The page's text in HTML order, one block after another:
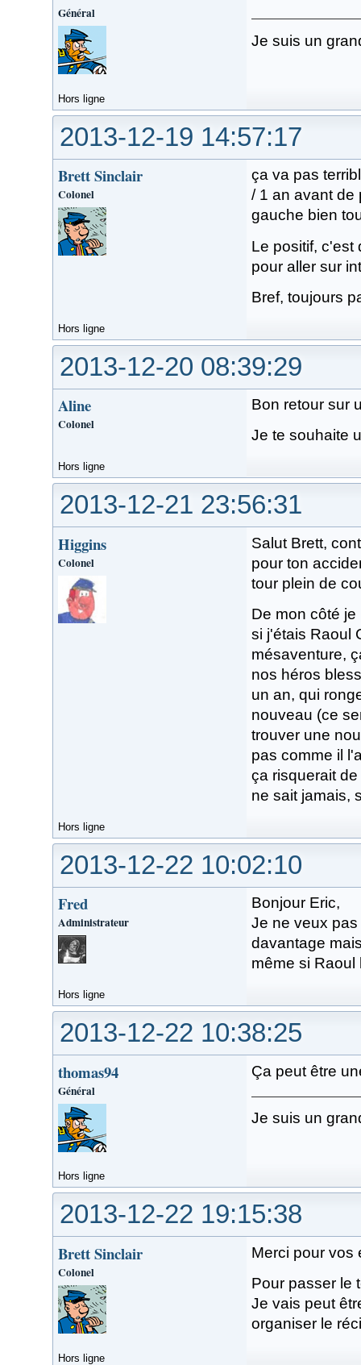
Général
Je suis un
Hors ligne
2013-12-19 14:57:17
Brett Sinclair
Colonel
ça va pas
/ 1 an avant de
gauche bien
Le positif, c'est
pour aller sur
Bref, toujours
Hors ligne
2013-12-20 08:39:29
Aline
Colonel
Bon retour sur
Je te souhaite
Hors ligne
2013-12-21 23:56:31
Higgins
Colonel
Salut Brett,
pour ton
tour plein de
De mon côté
si j'étais Raoul
mésaventure,
nos héros
un an, qui
nouveau (ce
trouver une
pas comme il
ça risquerait
ne sait jamais,
Hors ligne
2013-12-22 10:02:10
Fred
Administrateur
Bonjour Eric,
Je ne veux
davantage
même si
Hors ligne
2013-12-22 10:38:25
thomas94
Général
Ça peut être
Je suis un
Hors ligne
2013-12-22 19:15:38
Brett Sinclair
Colonel
Merci pour vos
Pour passer le
Je vais peut
organiser le
Hors ligne